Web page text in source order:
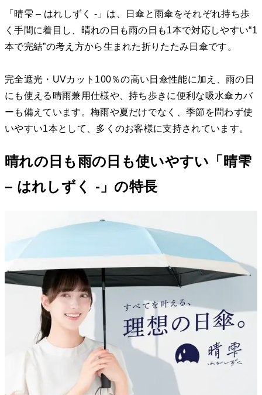
「晴雫 – はれしずく -」は、日傘と雨傘をそれぞれ持ち歩
く手間に着目し、晴れの日も雨の日も1本で対応しやすい“1
本で完結”の考え方から生まれた折りたたみ日傘です。
完全遮光・UVカット100％の高い日傘性能に加え、雨の日
にも使える晴雨兼用仕様や、持ち歩きに便利な吸水傘カバ
ーも備えています。梅雨や夏だけでなく、季節を問わず使
いやすい1本として、多くのお客様に支持されています。
晴れの日も雨の日も使いやすい「晴雫
– はれしずく -」の特長